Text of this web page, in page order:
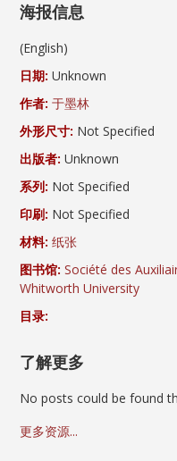
海报信息
(English)
日期: Unknown
作者: 于墨林
外形尺寸: Not Specified
出版者: Unknown
系列: Not Specified
印刷: Not Specified
材料: 纸张
图书馆: Société des
Whitworth University
目录:
了解更多
No posts could be found
更多资源...